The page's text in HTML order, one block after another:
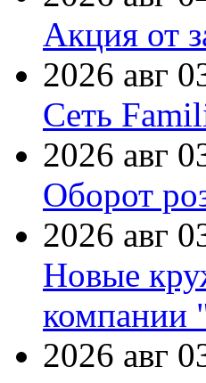
Акция от
2026 авг
Сеть
2026 авг
Оборот
2026 авг
Новые
компании
2026 авг